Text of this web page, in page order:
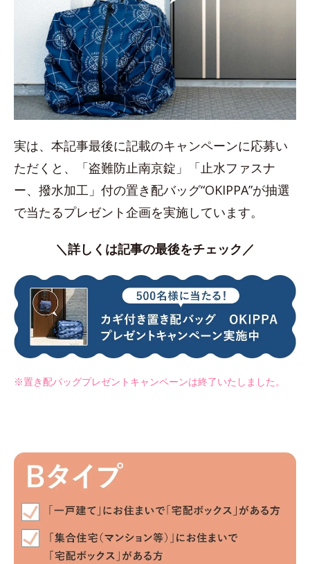
実は、本記事最後に記載のキャンペーンに応募い
ただくと、「盗難防止南京錠」「止水ファスナ
ー、撥水加工」付の置き配バッグ“OKIPPA”が抽選
で当たるプレゼント企画を実施しています。
＼詳しくは記事の最後をチェック／
※置き配バッグプレゼントキャンペーンは終了いたしました。